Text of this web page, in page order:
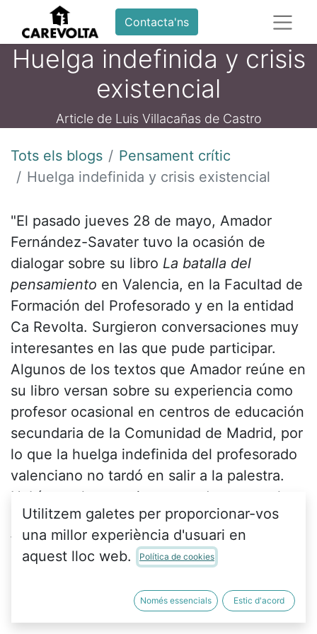
Contacta'ns
Huelga indefinida y crisis
existencial
Article de Luis Villacañas de Castro
Tots els blogs
Pensament crític
Huelga indefinida y crisis existencial
"El pasado jueves 28 de mayo, Amador
Fernández-Savater tuvo la ocasión de
dialogar sobre su libro La batalla del
pensamiento en Valencia, en la Facultad de
Formación del Profesorado y en la entidad
Ca Revolta. Surgieron conversaciones muy
interesantes en las que pude participar.
Algunos de los textos que Amador reúne en
su libro versan sobre su experiencia como
profesor ocasional en centros de educación
secundaria de la Comunidad de Madrid, por
lo que la huelga indefinida del profesorado
valenciano no tardó en salir a la palestra.
Había muchas camisetas verdes entre el
público asistente, cuyos integrantes
tomaron la palabra para analizar la
situación."
EMV (02/06/2026)
Utilitzem galetes per proporcionar-vos
una millor experiència d'usuari en
aquest lloc web.
Política de cookies
Només essencials Estic d'acord